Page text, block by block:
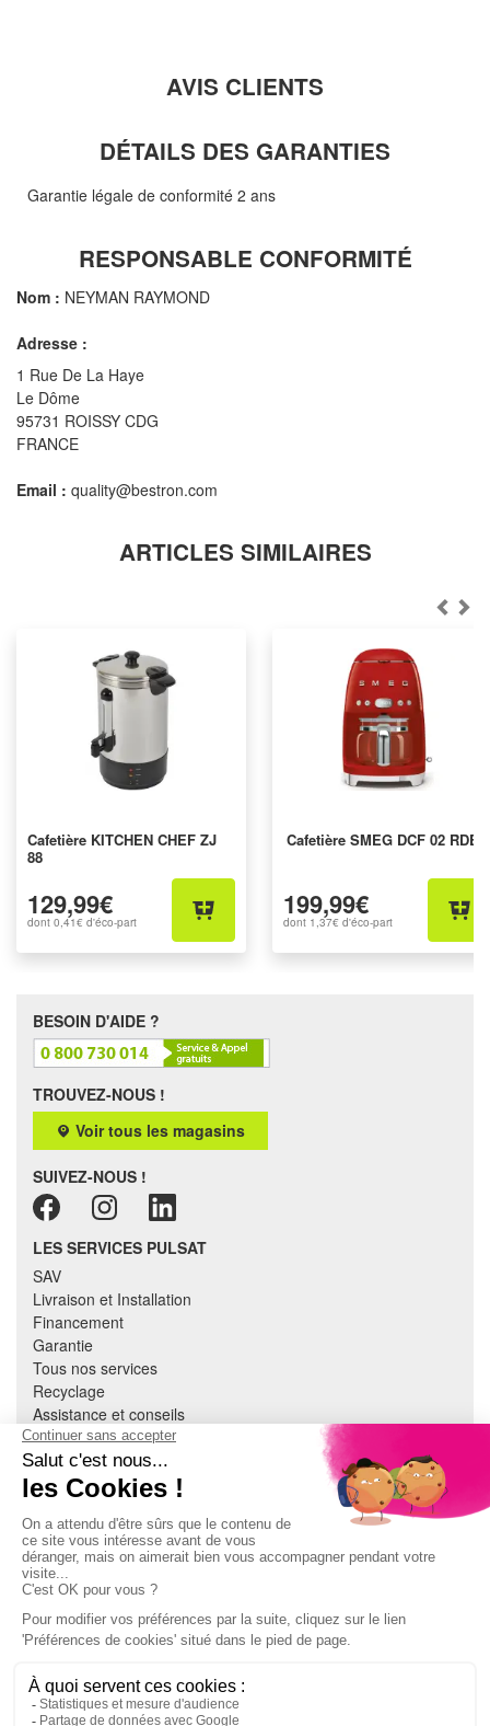
AVIS CLIENTS
DÉTAILS DES GARANTIES
Garantie légale de conformité 2 ans
RESPONSABLE CONFORMITÉ
Nom : NEYMAN RAYMOND
Adresse :
1 Rue De La Haye
Le Dôme
95731 ROISSY CDG
FRANCE
Email : quality@bestron.com
ARTICLES SIMILAIRES
Cafetière KITCHEN CHEF ZJ
88
129,99€
dont 0,41€ d'éco-part
Cafetière SMEG DCF 02 RDEU
199,99€
dont 1,37€ d'éco-part
BESOIN D'AIDE ?
TROUVEZ-NOUS !
Voir tous les magasins
SUIVEZ-NOUS !
LES SERVICES PULSAT
SAV
Livraison et Installation
Financement
Garantie
Tous nos services
Recyclage
Assistance et conseils
Cuisine équipée
Literie
Nous contacter
À PROPOS
CGV
Mentions légales
Données personnelles
Devenir adhérent
EN SAVOIR PLUS
Indice de réparabilité